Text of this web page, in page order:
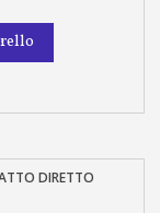
DIRETTO